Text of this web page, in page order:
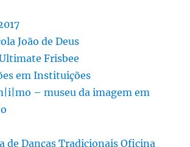
João de Deus
Frisbee
em Instituições
– museu da imagem em
de Danças Tradicionais Oficina